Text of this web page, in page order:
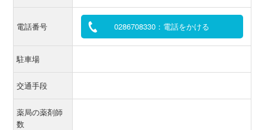
電話番号 0286708330：電話をかける
駐車場
交通手段
薬局の薬剤師
数